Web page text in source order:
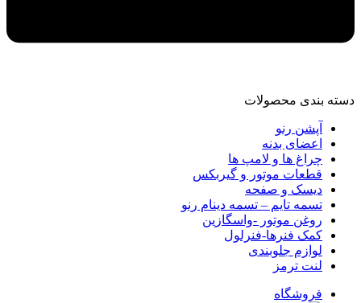
دسته‌ بندی محصولات
آپشن رنو
اعضای بدنه
چراغ ها و لامپ ها
قطعات موتور و گیربکس
دیسک و صفحه
تسمه تایم – تسمه دینام رنو
روغن موتور -واسگازین
کمک فنرها-فنرلول
لوازم جلوبندی
لنت ترمز
فروشگاه